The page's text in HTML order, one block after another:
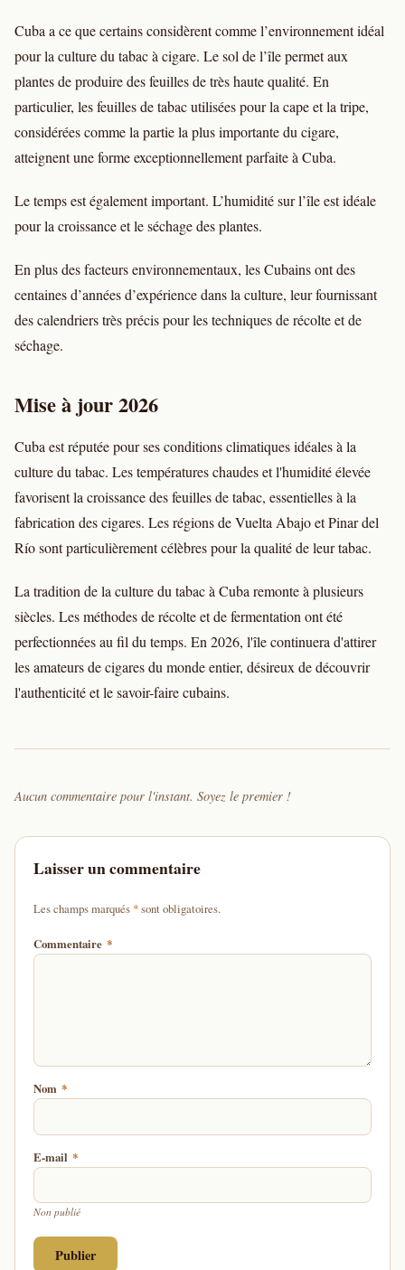
Cuba a ce que certains considèrent comme l’environnement idéal
pour la culture du tabac à cigare. Le sol de l’île permet aux
plantes de produire des feuilles de très haute qualité. En
particulier, les feuilles de tabac utilisées pour la cape et la tripe,
considérées comme la partie la plus importante du cigare,
atteignent une forme exceptionnellement parfaite à Cuba.
Le temps est également important. L’humidité sur l’île est idéale
pour la croissance et le séchage des plantes.
En plus des facteurs environnementaux, les Cubains ont des
centaines d’années d’expérience dans la culture, leur fournissant
des calendriers très précis pour les techniques de récolte et de
séchage.
Mise à jour 2026
Cuba est réputée pour ses conditions climatiques idéales à la
culture du tabac. Les températures chaudes et l'humidité élevée
favorisent la croissance des feuilles de tabac, essentielles à la
fabrication des cigares. Les régions de Vuelta Abajo et Pinar del
Río sont particulièrement célèbres pour la qualité de leur tabac.
La tradition de la culture du tabac à Cuba remonte à plusieurs
siècles. Les méthodes de récolte et de fermentation ont été
perfectionnées au fil du temps. En 2026, l'île continuera d'attirer
les amateurs de cigares du monde entier, désireux de découvrir
l'authenticité et le savoir-faire cubains.
Aucun commentaire pour l'instant. Soyez le premier !
Laisser un commentaire
Les champs marqués *d'un astérisque
sont obligatoires.
Commentaire *
Nom *
E-mail *
Non publié